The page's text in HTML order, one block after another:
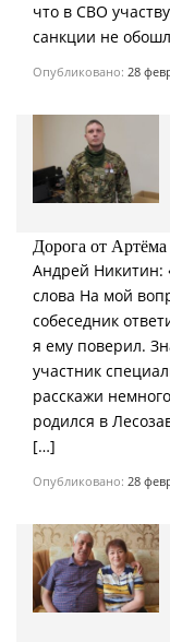
что в СВО
санкции не
Опубликовано: 28
Дорога от
Андрей Никитин:
слова На мой
собеседник
я ему поверил.
участник
расскажи
родился в
[…]
Опубликовано: 28